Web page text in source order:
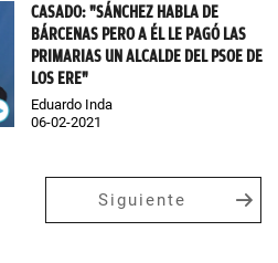
CASADO: "SÁNCHEZ HABLA DE
BÁRCENAS PERO A ÉL LE PAGÓ LAS
PRIMARIAS UN ALCALDE DEL PSOE DE
LOS ERE"
Eduardo Inda
06-02-2021
Siguiente